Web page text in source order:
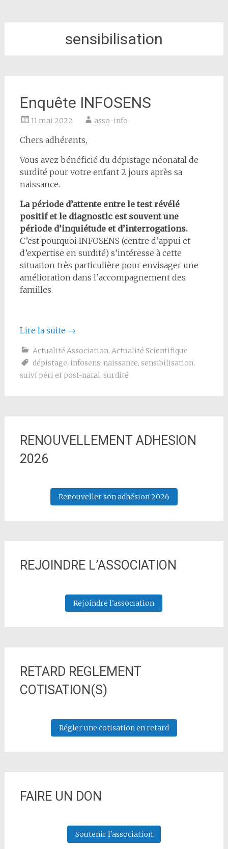
sensibilisation
Enquête INFOSENS
11 mai 2022 asso-info
Chers adhérents,
Vous avez bénéficié du dépistage néonatal de
surdité pour votre enfant 2 jours après sa
naissance.
La période d’attente entre le test révélé
positif et le diagnostic est souvent une
période d’inquiétude et d’interrogations.
C’est pourquoi INFOSENS (centre d’appui et
d’expertise en surdité) s’intéresse à cette
situation très particulière pour envisager une
amélioration dans l’accompagnement des
familles.
Lire la suite →
Actualité Association, Actualité Scientifique
dépistage, infosens, naissance, sensibilisation,
suivi péri et post-natal, surdité
RENOUVELLEMENT ADHESION
2026
Renouveller son adhésion 2026
REJOINDRE L’ASSOCIATION
Rejoindre l'association
RETARD REGLEMENT
COTISATION(S)
Régler une cotisation en retard
FAIRE UN DON
Soutenir l'association